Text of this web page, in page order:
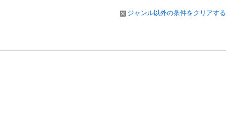
ジャンル以外の条件をクリアする